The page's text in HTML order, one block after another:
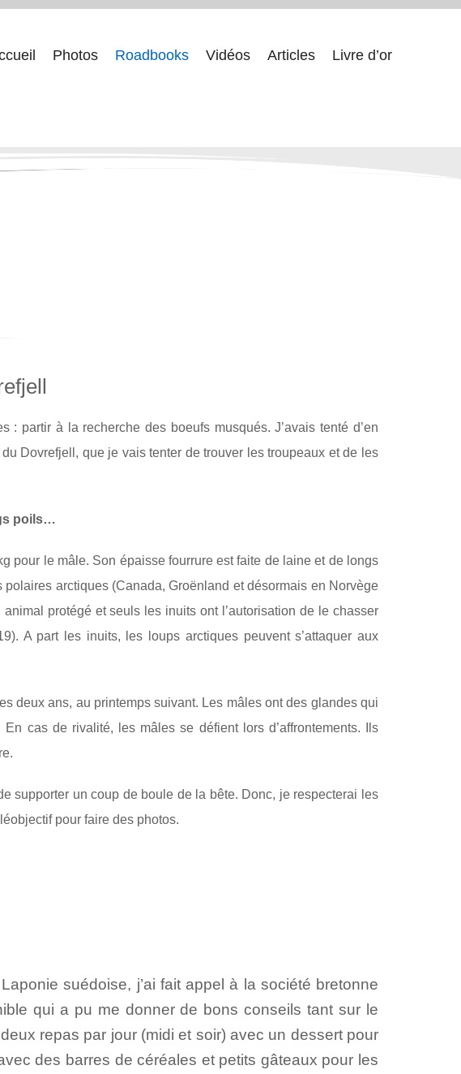
Photos Roadbooks Vidéos Articles Livre d’or
partir à la recherche des boeufs musqués. J’avais tenté d’en
Dovrefjell, que je vais tenter de trouver les troupeaux et de les
poils…
pour le mâle. Son épaisse fourrure est faite de laine et de longs
arctiques (Canada, Groënland et désormais en Norvège
protégé et seuls les inuits ont l’autorisation de le chasser
A part les inuits, les loups arctiques peuvent s’attaquer aux
deux ans, au printemps suivant. Les mâles ont des glandes qui
cas de rivalité, les mâles se défient lors d’affrontements. Ils
supporter un coup de boule de la bête. Donc, je respecterai les
pour faire des photos.
suédoise, j’ai fait appel à la société bretonne
qui a pu me donner de bons conseils tant sur le
repas par jour (midi et soir) avec un dessert pour
des barres de céréales et petits gâteaux pour les